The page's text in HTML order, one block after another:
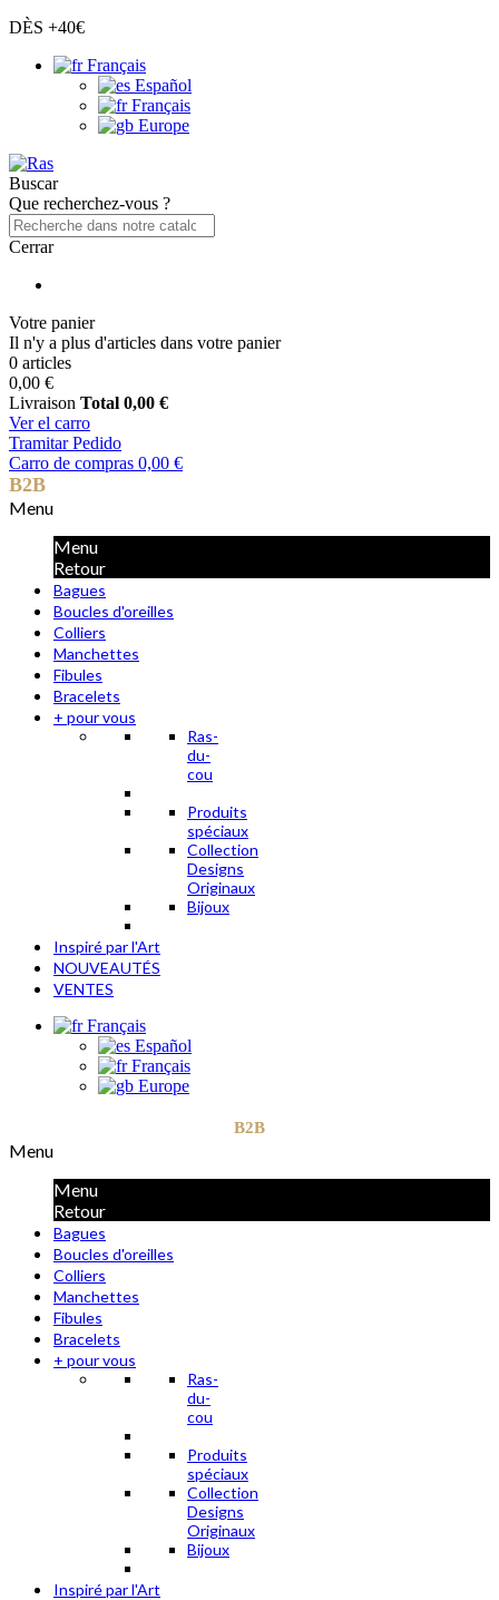
DÈS +40€
Français
Español
Français
Europe
Buscar
Que recherchez-vous ?
Cerrar
Votre panier
Il n'y a plus d'articles dans votre panier
0 articles
0,00 €
Livraison Total 0,00 €
Ver el carro
Tramitar Pedido
Carro de compras 0,00 €
B2B
Menu
Menu
Retour
Bagues
Boucles d'oreilles
Colliers
Manchettes
Fibules
Bracelets
+ pour vous
Ras-
du-
cou
Produits
spéciaux
Collection
Designs
Originaux
Bijoux
Inspiré par l'Art
NOUVEAUTÉS
VENTES
Français
Español
Français
Europe
B2B
Menu
Menu
Retour
Bagues
Boucles d'oreilles
Colliers
Manchettes
Fibules
Bracelets
+ pour vous
Ras-
du-
cou
Produits
spéciaux
Collection
Designs
Originaux
Bijoux
Inspiré par l'Art